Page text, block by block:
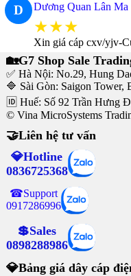
D Dương Quan Lân
★★★
Xin giá cáp cxv/yjv-
🏡G7 Shop Sale
✅ Hà Nội: No.29, Hung
🔷 Sài Gòn: Saigon Tower,
🆔 Huế: Số 92 Trần Hưng
© Vina MicroSystems
🤝Liên hệ tư vấn
💎Hotline
0836725368
☎Support
0917286996
💲Sales
0898288986
💎Bảng giá dây cáp